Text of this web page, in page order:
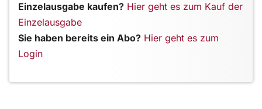
Einzelausgabe kaufen? Hier geht es zum Kauf der
Einzelausgabe
Sie haben bereits ein Abo? Hier geht es zum
Login